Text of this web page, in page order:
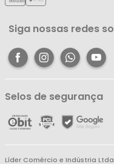
Central de
Siga nossas redes
Selos de segurança
Líder Comércio e Indústria